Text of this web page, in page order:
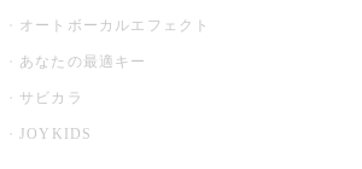
オートボーカルエフェクト
あなたの最適キー
サビカラ
JOYKIDS